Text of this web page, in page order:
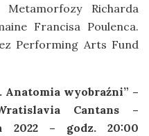
Richarda
Francisa Poulenca.
Performing Arts Fund
wyobraźni” –
Cantans –
2022 – godz. 20:00